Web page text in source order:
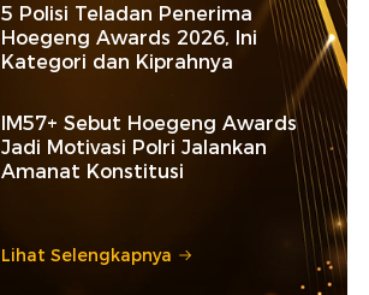
5 Polisi Teladan Penerima
Hoegeng Awards 2026, Ini
Kategori dan Kiprahnya
IM57+ Sebut Hoegeng Awards
Jadi Motivasi Polri Jalankan
Amanat Konstitusi
Lihat Selengkapnya